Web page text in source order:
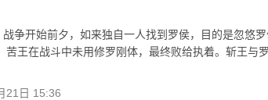
争开始前夕，如来独自一人找到罗侯，目的是忽悠
苦王在战斗中未用修罗刚体，最终败给执着。斩王与
21日 15:36